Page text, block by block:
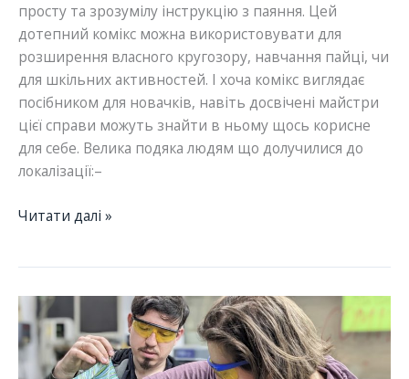
просту та зрозумілу інструкцію з паяння. Цей
дотепний комікс можна використовувати для
розширення власного кругозору, навчання пайці, чи
для шкільних активностей. І хоча комікс виглядає
посібником для новачків, навіть досвічені майстри
цієї справи можуть знайти в ньому щось корисне
для себе. Велика подяка людям що долучилися до
локалізації:–
Паяти
комікс-
інструкція
Читати далі »